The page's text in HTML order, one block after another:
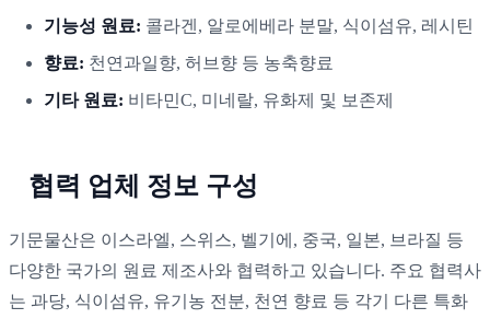
기능성 원료: 콜라겐, 알로에베라 분말, 식이섬유, 레시틴
향료: 천연과일향, 허브향 등 농축향료
기타 원료: 비타민C, 미네랄, 유화제 및 보존제
협력 업체 정보 구성
기문물산은 이스라엘, 스위스, 벨기에, 중국, 일본, 브라질 등
다양한 국가의 원료 제조사와 협력하고 있습니다. 주요 협력사
는 과당, 식이섬유, 유기농 전분, 천연 향료 등 각기 다른 특화